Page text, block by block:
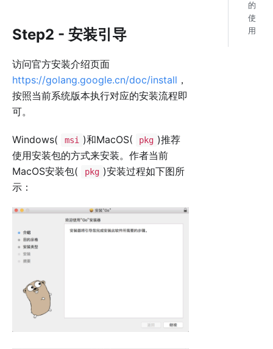
Step2 - 安装引导
访问官方安装介绍页面
https://golang.google.cn/doc/install ，
按照当前系统版本执行对应的安装流程即
可。
Windows( msi )和MacOS( pkg )推荐
使用安装包的方式来安装。作者当前
MacOS安装包(
pkg )安装过程如下图所
示：
的
使
用